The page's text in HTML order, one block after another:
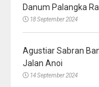
Danum Palangka
18 September 2024
Agustiar Sabran
Jalan Anoi
14 September 2024